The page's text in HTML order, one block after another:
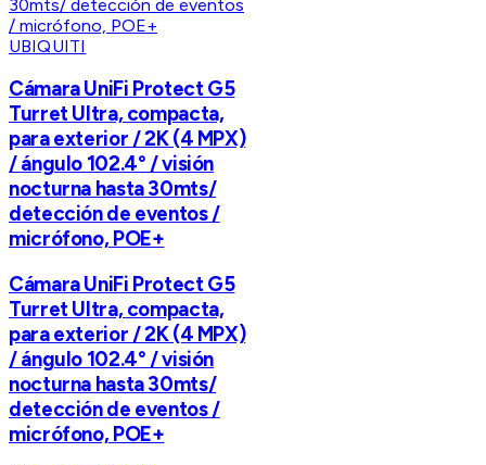
UBIQUITI
Cámara UniFi Protect G5
Turret Ultra, compacta,
para exterior / 2K (4 MPX)
/ ángulo 102.4° / visión
nocturna hasta 30mts/
detección de eventos /
micrófono, POE+
Cámara UniFi Protect G5
Turret Ultra, compacta,
para exterior / 2K (4 MPX)
/ ángulo 102.4° / visión
nocturna hasta 30mts/
detección de eventos /
micrófono, POE+